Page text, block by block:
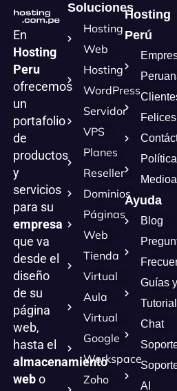
En
Hosting
Peru
ofrecemos
un
portafolio
de
productos
y
servicios
para su
empresa
que va
desde el
diseño
de su
página
web,
hasta el
almacenamiento
webo
Soluciones
Hosting
Web
Hosting
WordPress
Servidor
VPS
Planes
Reseller
Dominios
Páginas
Web
Tienda
Virtual
Aula
Virtual
Google
Workspace
Zoho
Hosting
Perú
Felices
Política
Ayuda
Blog
Guías y
Chat
AI